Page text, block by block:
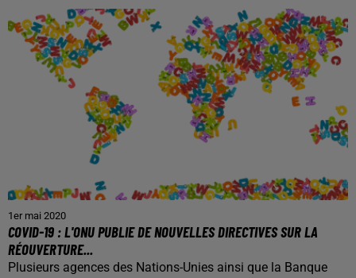
1er mai 2020
COVID-19 : L'ONU PUBLIE DE NOUVELLES DIRECTIVES SUR LA
RÉOUVERTURE...
Plusieurs agences des Nations-Unies ainsi que la Banque